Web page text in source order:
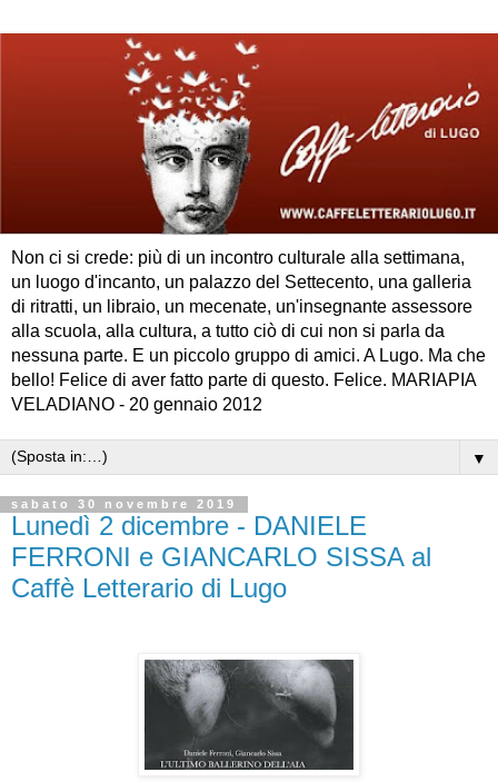
Non ci si crede: più di un incontro culturale alla settimana,
un luogo d'incanto, un palazzo del Settecento, una galleria
di ritratti, un libraio, un mecenate, un'insegnante assessore
alla scuola, alla cultura, a tutto ciò di cui non si parla da
nessuna parte. E un piccolo gruppo di amici. A Lugo. Ma che
bello! Felice di aver fatto parte di questo. Felice. MARIAPIA
VELADIANO - 20 gennaio 2012
▼
sabato 30 novembre 2019
Lunedì 2 dicembre - DANIELE
FERRONI e GIANCARLO SISSA al
Caffè Letterario di Lugo